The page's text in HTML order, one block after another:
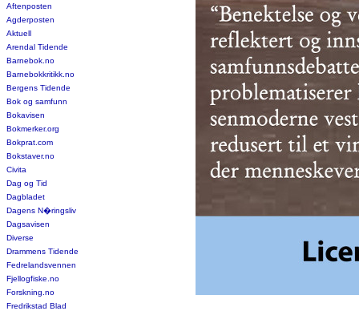
Aftenposten
Agderposten
Aktuell
Arendal Tidende
Barnebok.no
Barnebokkritikk.no
Bergens Tidende
Bok og samfunn
Bokavisen
Bokmerker.org
Bokprat.com
Bokstaver.no
Civita
Dag og Tid
Dagbladet
Dagens N�ringsliv
Dagsavisen
Diverse
Drammens Tidende
Fedrelandsvennen
Fjellogfiske.no
Forskning.no
Fredrikstad Blad